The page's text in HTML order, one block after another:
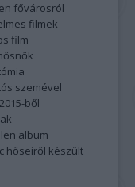
fővárosról
filmek
film
szemével
ből
album
hőseiről készült